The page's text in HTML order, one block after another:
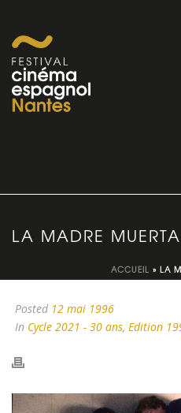
LA MADRE MUERTA
ACCUEIL » LA
Posted 12 mai 1996
In Cycle 2021 - 30 ans, Edition